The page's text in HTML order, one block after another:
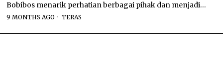
Bobibos menarik perhatian berbagai pihak dan menjadi…
9 MONTHS AGO TERAS